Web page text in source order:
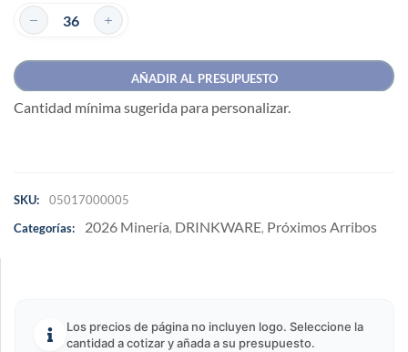
AÑADIR AL PRESUPUESTO
Cantidad mínima sugerida para personalizar.
SKU:
05017000005
Categorías:
2026 Minería, DRINKWARE, Próximos Arribos
Los precios de página no incluyen logo. Seleccione la
cantidad a cotizar y añada a su presupuesto.